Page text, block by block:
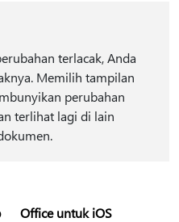
terlacak, Anda
Memilih tampilan
perubahan
terlihat lagi di lain
Office untuk iOS